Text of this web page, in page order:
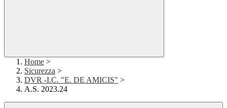
Home >
Sicurezza >
DVR -I.C. "E. DE AMICIS" >
A.S. 2023.24